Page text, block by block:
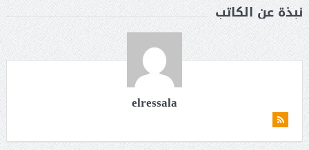
نبذة عن الكاتب
elressala